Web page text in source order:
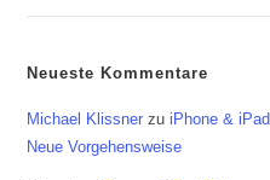
Neueste Kommentare
Michael Klissner zuiPhone &
Neue Vorgehensweise